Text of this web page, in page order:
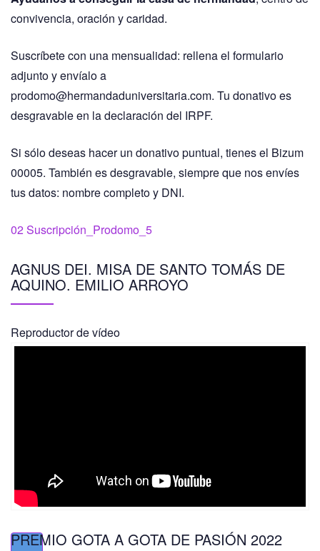
convivencia, oración y caridad.
Suscríbete con una mensualidad: rellena el formulario
adjunto y envíalo a
prodomo@hermandaduniversitaria.com. Tu donativo es
desgravable en la declaración del IRPF.
Si sólo deseas hacer un donativo puntual, tienes el Bizum
00005. También es desgravable, siempre que nos envíes
tus datos: nombre completo y DNI.
02 Suscripción_Prodomo_5
AGNUS DEI. MISA DE SANTO TOMÁS DE
AQUINO. EMILIO ARROYO
Reproductor de vídeo
PREMIO GOTA A GOTA DE PASIÓN 2022